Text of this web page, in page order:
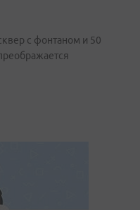
с фонтаном и 50